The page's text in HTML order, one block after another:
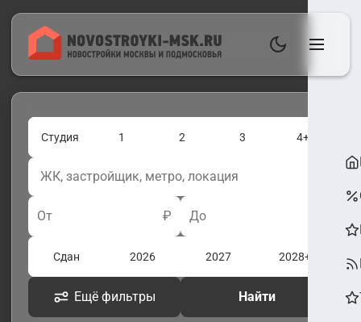
Студия 1 2 3 4+
От ₽ До
Сдан 2026 2027 2028+
Ещё фильтры Найти